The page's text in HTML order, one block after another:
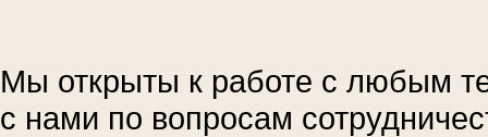
Мы открыты к работе с любым
с нами по вопросам